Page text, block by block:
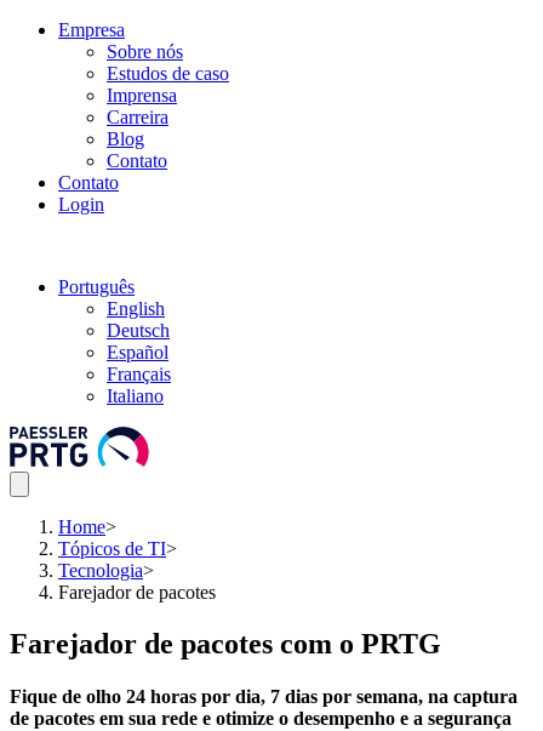
Empresa
Sobre nós
Estudos de caso
Imprensa
Carreira
Blog
Contato
Contato
Login
Português
English
Deutsch
Español
Français
Italiano
Home>
Tópicos de TI>
Tecnologia>
Farejador de pacotes
Farejador de pacotes com o PRTG
Fique de olho 24 horas por dia, 7 dias por semana, na captura
de pacotes em sua rede e otimize o desempenho e a segurança